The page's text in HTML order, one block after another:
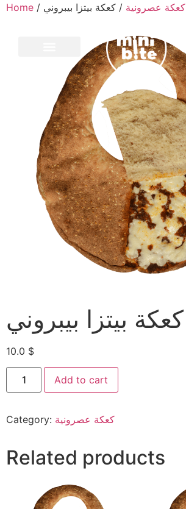
Home / كعكة عصرونية / كعكة بيتزا بيبروني
كعكة بيتزا بيبروني
10.0 $
Add to cart
Category: كعكة عصرونية
Related products